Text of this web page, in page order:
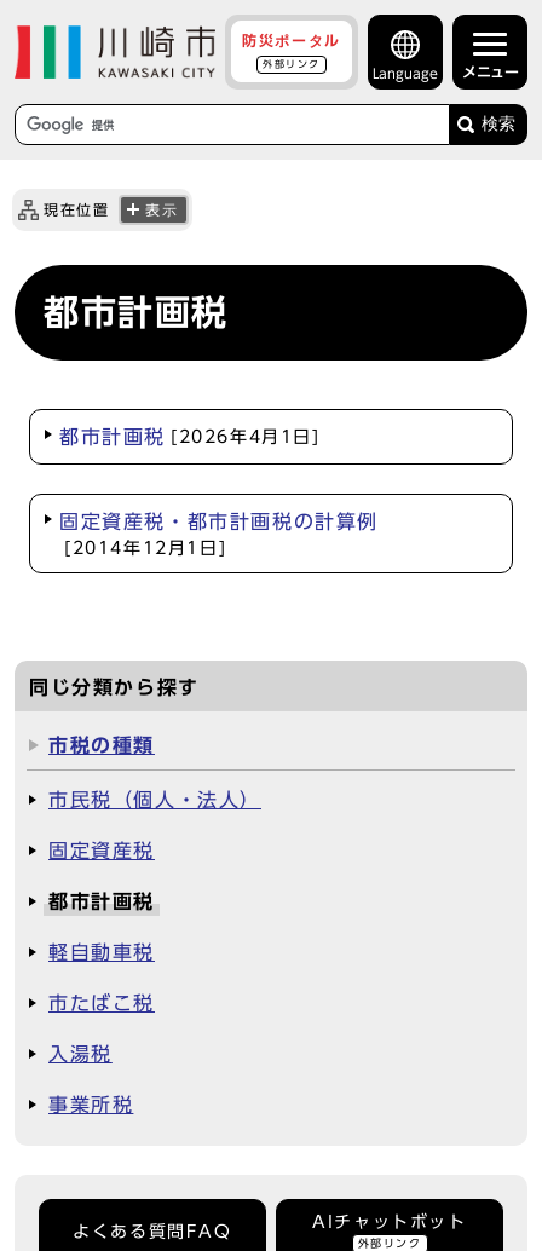
防災ポータル
外部リンク
Language メニュー
検索
現在位置 表示
都市計画税
都市計画税 [2026年4月1日]
固定資産税・都市計画税の計算例
[2014年12月1日]
同じ分類から探す
市税の種類
市民税（個人・法人）
固定資産税
都市計画税
軽自動車税
市たばこ税
入湯税
事業所税
よくある質問FAQ
AIチャットボット
外部リンク